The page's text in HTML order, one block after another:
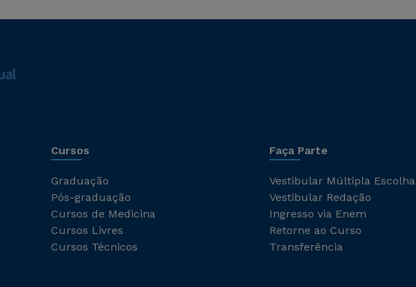
Cursos
Graduação
Pós-graduação
Cursos de Medicina
Cursos Livres
Cursos Técnicos
Faça Parte
Vestibular Múltipla Escolha
Vestibular Redação
Ingresso via Enem
Retorne ao Curso
Transferência